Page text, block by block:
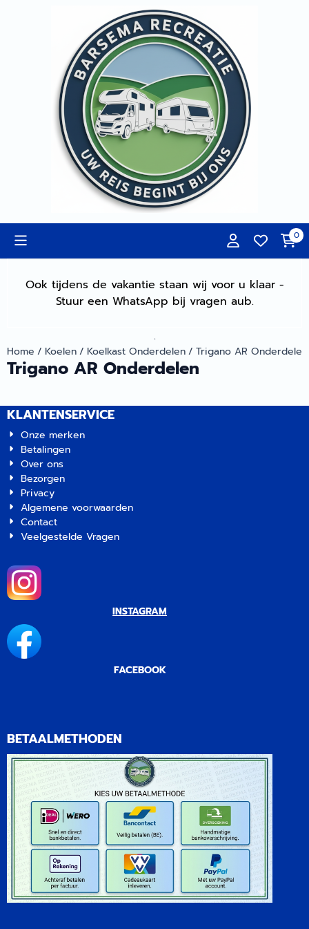
Cookievoorkeuren zijn momenteel gesloten.
0
Ook tijdens de vakantie staan wij voor u klaar -
Stuur een WhatsApp bij vragen aub.
.
Home / Koelen/ Koelkast Onderdelen/ Trigano AR Onderdelen
Trigano AR Onderdelen
KLANTENSERVICE
Onze merken
Betalingen
Over ons
Bezorgen
Privacy
Algemene voorwaarden
Contact
Veelgestelde Vragen
INSTAGRAM
FACEBOOK
BETAALMETHODEN